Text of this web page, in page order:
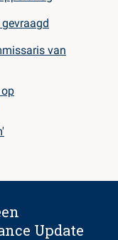
van
Update